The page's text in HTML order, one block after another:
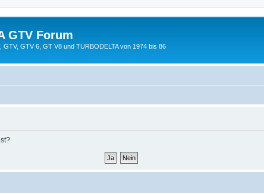
GTV Forum
GTV, GTV 6, GT V8 und TURBODELTA von 1974 bis 86